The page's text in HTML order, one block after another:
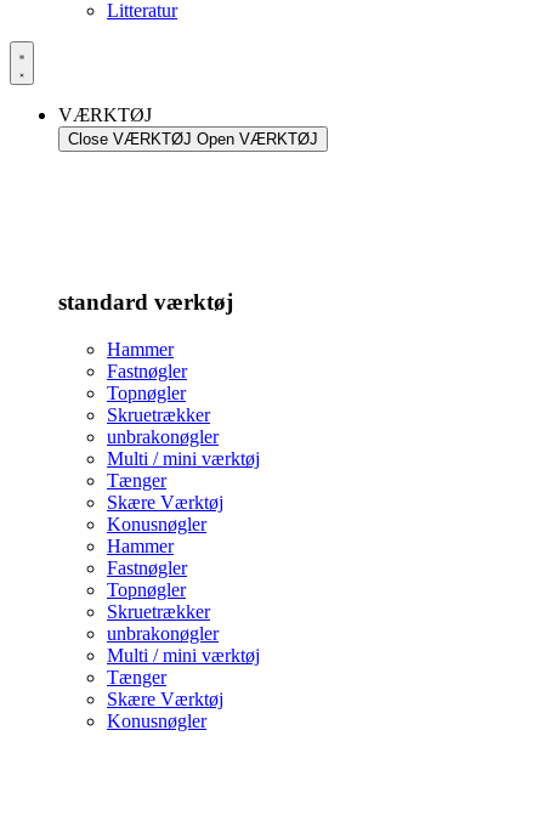
Litteratur
VÆRKTØJ
Close VÆRKTØJ Open VÆRKTØJ
standard værktøj
Hammer
Fastnøgler
Topnøgler
Skruetrækker
unbrakonøgler
Multi / mini værktøj
Tænger
Skære Værktøj
Konusnøgler
Hammer
Fastnøgler
Topnøgler
Skruetrækker
unbrakonøgler
Multi / mini værktøj
Tænger
Skære Værktøj
Konusnøgler